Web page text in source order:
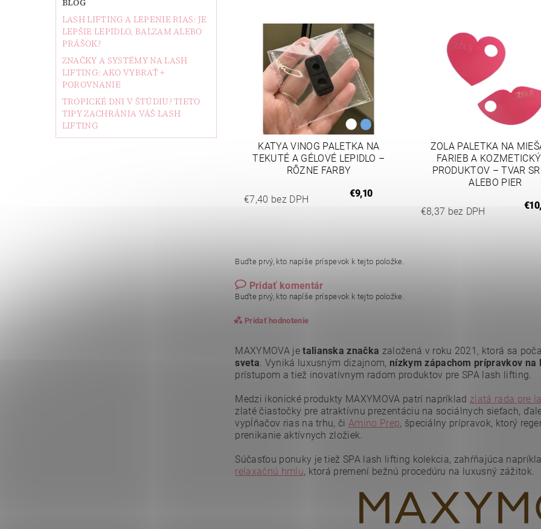
BLOG
LASH LIFTING A LEPENIE RIAS: JE
LEPŠIE LEPIDLO, BALZAM ALEBO
PRÁŠOK?
ZNAČKY A SYSTÉMY NA LASH
LIFTING: AKO VYBRAŤ +
POROVNANIE
TROPICKÉ DNI V ŠTÚDIU? TIETO
TIPY ZACHRÁNIA VÁŠ LASH
LIFTING
KATYA VINOG PALETKA NA
TEKUTÉ A GÉLOVÉ LEPIDLO –
RÔZNE FARBY
€7,40 bez DPH
€9,10
ZOLA PALETKA NA
FARIEB A
PRODUKTOV – TVAR
ALEBO PIER
€8,37 bez DPH
Buďte prvý, kto napíše príspevok k tejto položke.
Pridať komentár
Buďte prvý, kto napíše príspevok k tejto položke.
Pridať hodnotenie
Vložením hodnotenie súhlasíte spodmienkami ochrany osobných údajov.
MAXYMOVA jetalianska značka založená v roku 2021, ktorá sa
sveta. Vyniká luxusným dizajnom, nízkym zápachom prípravkov na
prístupom a tiež inovatívnym radom produktov pre SPA lash lifting.
Medzi ikonické produkty MAXYMOVA patrí napríklad zlatá rada pre
zlaté čiastočky pre atraktívnu prezentáciu na sociálnych sieťach,
vypĺňačov rias na trhu, čiAmino Prep, špeciálny prípravok, ktorý
prenikanie aktívnych zložiek.
Súčasťou ponuky je tiež SPA lash lifting kolekcia, zahŕňajúca
relaxačnú hmlu, ktorá premení bežnú procedúru na luxusný zážitok.